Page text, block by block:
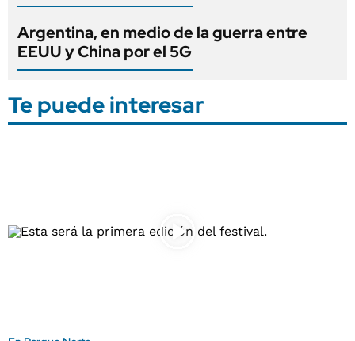
Argentina, en medio de la guerra entre
EEUU y China por el 5G
Te puede interesar